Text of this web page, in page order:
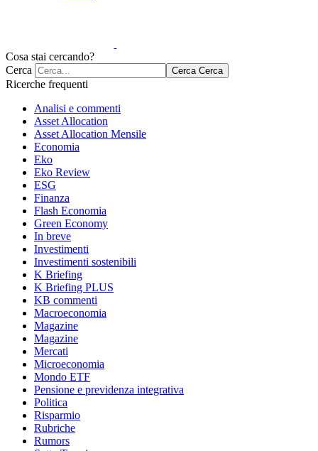
Cosa stai cercando?
Cerca
Cerca Cerca
Ricerche frequenti
Analisi e commenti
Asset Allocation
Asset Allocation Mensile
Economia
Eko
Eko Review
ESG
Finanza
Flash Economia
Green Economy
In breve
Investimenti
Investimenti sostenibili
K Briefing
K Briefing PLUS
KB commenti
Macroeconomia
Magazine
Magazine
Mercati
Microeconomia
Mondo ETF
Pensione e previdenza integrativa
Politica
Risparmio
Rubriche
Rumors